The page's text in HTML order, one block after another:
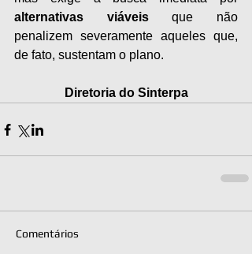
alternativas viáveis que não
penalizem severamente aqueles que,
de fato, sustentam o plano.
Diretoria do Sinterpa
Comentários